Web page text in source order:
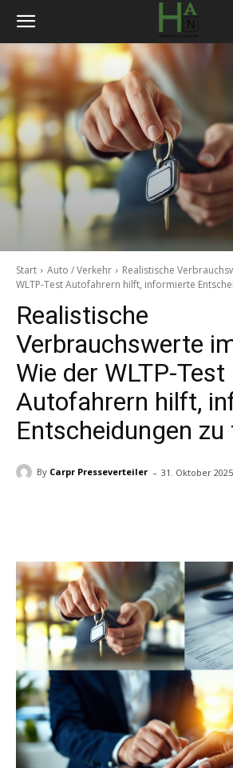
Start Auto / Verkehr
Realistische
WLTP-Test Autofahrern hilft, informierte
Realistische
Verbrauchswerte
Wie der WLTP-Test
Autofahrern hilft,
Entscheidungen
By Carpr Presseverteiler - 31. Oktober 2025